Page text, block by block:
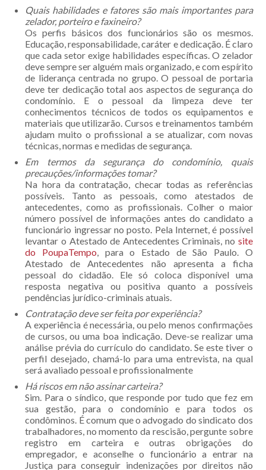
Quais habilidades e fatores são mais importantes para
zelador, porteiro e faxineiro?
Os perfis básicos dos funcionários são os mesmos.
Educação, responsabilidade, caráter e dedicação. É claro
que cada setor exige habilidades específicas. O zelador
deve sempre ser alguém mais organizado, e com espírito
de liderança centrada no grupo. O pessoal de portaria
deve ter dedicação total aos aspectos de segurança do
condomínio. E o pessoal da limpeza deve ter
conhecimentos técnicos de todos os equipamentos e
materiais que utilizarão. Cursos e treinamentos também
ajudam muito o profissional a se atualizar, com novas
técnicas, normas e medidas de segurança.
Em termos da segurança do condomínio, quais
precauções/informações tomar?
Na hora da contratação, checar todas as referências
possíveis. Tanto as pessoais, como atestados de
antecedentes, como as profissionais. Colher o maior
número possível de informações antes do candidato a
funcionário ingressar no posto. Pela Internet, é possível
levantar o Atestado de Antecedentes Criminais, no site
do PoupaTempo, para o Estado de São Paulo. O
Atestado de Antecedentes não apresenta a ficha
pessoal do cidadão. Ele só coloca disponível uma
resposta negativa ou positiva quanto a possíveis
pendências jurídico-criminais atuais.
Contratação deve ser feita por experiência?
A experiência é necessária, ou pelo menos confirmações
de cursos, ou uma boa indicação. Deve-se realizar uma
análise prévia do currículo do candidato. Se este tiver o
perfil desejado, chamá-lo para uma entrevista, na qual
será avaliado pessoal e profissionalmente
Há riscos em não assinar carteira?
Sim. Para o síndico, que responde por tudo que fez em
sua gestão, para o condomínio e para todos os
condôminos. É comum que o advogado do sindicato dos
trabalhadores, no momento da rescisão, pergunte sobre
registro em carteira e outras obrigações do
empregador, e aconselhe o funcionário a entrar na
Justiça para conseguir indenizações por direitos não